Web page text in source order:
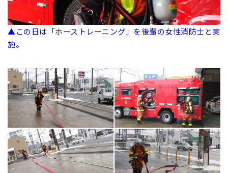
▲この日は「ホーストレーニング」を後輩の女性消防士と実
施。